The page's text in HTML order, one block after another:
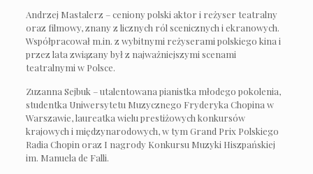
Andrzej Mastalerz – ceniony polski aktor i reżyser teatralny
oraz filmowy, znany z licznych ról scenicznych i ekranowych.
Współpracował m.in. z wybitnymi reżyserami polskiego kina i
przez lata związany był z najważniejszymi scenami
teatralnymi w Polsce.
Zuzanna Sejbuk – utalentowana pianistka młodego pokolenia,
studentka Uniwersytetu Muzycznego Fryderyka Chopina w
Warszawie, laureatka wielu prestiżowych konkursów
krajowych i międzynarodowych, w tym Grand Prix Polskiego
Radia Chopin oraz I nagrody Konkursu Muzyki Hiszpańskiej
im. Manuela de Falli.